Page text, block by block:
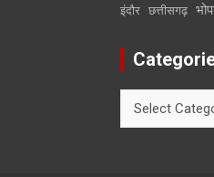
इंदौर छत्तीसगढ़